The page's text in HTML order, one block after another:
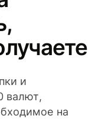
и
валют,
на